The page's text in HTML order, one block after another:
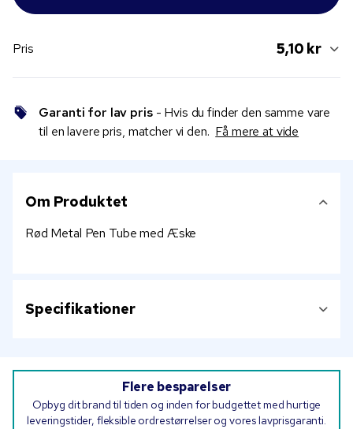
Pris 5,10 kr
Garanti for lav pris- Hvis du finder den samme vare
til en lavere pris, matcher vi den. Få mere at vide
Om Produktet
Rød Metal Pen Tube med Æske
Specifikationer
Flere besparelser
Opbyg dit brand til tiden og inden for budgettet med hurtige
leveringstider, fleksible ordrestørrelser og vores lavprisgaranti.